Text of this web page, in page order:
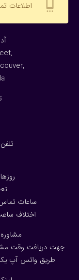
settings_cell اطلاعات
ساعات تماس: 10 شب تا 5 صبح به وقت
اختلاف ساعت
جهت دریافت وقت
طریق واتس آپ یک